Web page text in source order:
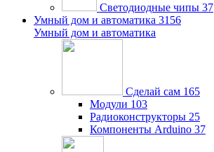
Светодиодные чипы 37
Умный дом и автоматика 3156
Умный дом и автоматика
Сделай сам 165
Модули 103
Радиоконструкторы 25
Компоненты Arduino 37